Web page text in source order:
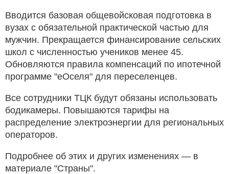
Вводится базовая общевойсковая подготовка в
вузах с обязательной практической частью для
мужчин. Прекращается финансирование сельских
школ с численностью учеников менее 45.
Обновляются правила компенсаций по ипотечной
программе "еОселя" для переселенцев.
Все сотрудники ТЦК будут обязаны использовать
бодикамеры. Повышаются тарифы на
распределение электроэнергии для региональных
операторов.
Подробнее об этих и других изменениях — в
материале "Страны".